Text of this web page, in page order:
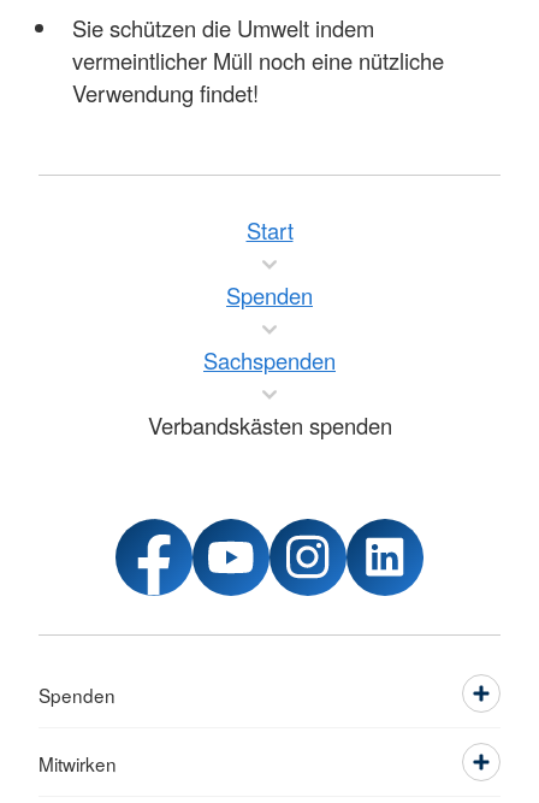
Sie schützen die Umwelt indem
vermeintlicher Müll noch eine nützliche
Verwendung findet!
Start
Spenden
Sachspenden
Verbandskästen spenden
Spenden
Mitwirken